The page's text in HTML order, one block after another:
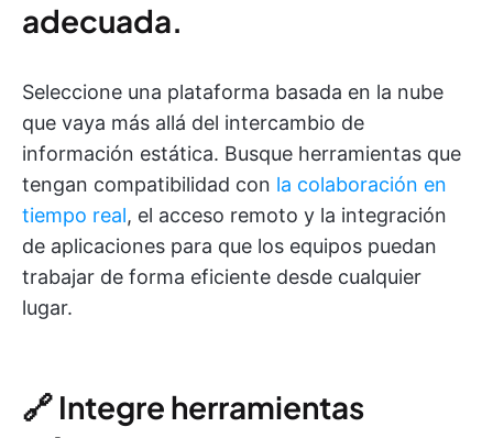
adecuada.
Seleccione una plataforma basada en la nube
que vaya más allá del intercambio de
información estática. Busque herramientas que
tengan compatibilidad con la colaboración en
tiempo real, el acceso remoto y la integración
de aplicaciones para que los equipos puedan
trabajar de forma eficiente desde cualquier
lugar.
🔗 Integre herramientas